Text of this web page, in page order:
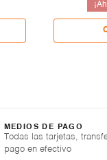
MEDIOS DE PAGO
Todas las tarjetas,
pago en efectivo